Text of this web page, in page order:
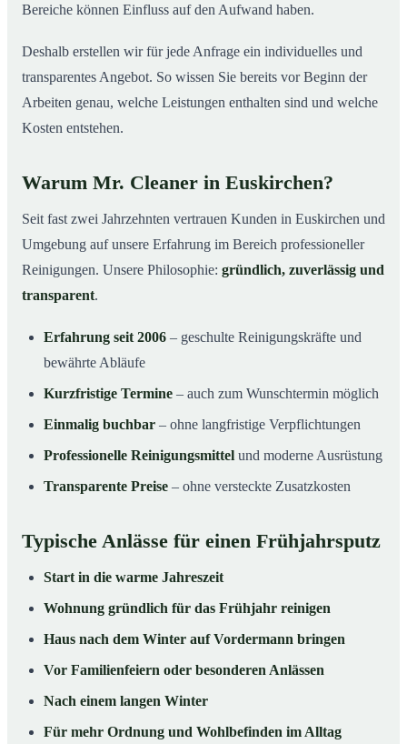
Bereiche können Einfluss auf den Aufwand haben.
Deshalb erstellen wir für jede Anfrage ein individuelles und
transparentes Angebot. So wissen Sie bereits vor Beginn der
Arbeiten genau, welche Leistungen enthalten sind und welche
Kosten entstehen.
Warum Mr. Cleaner in Euskirchen?
Seit fast zwei Jahrzehnten vertrauen Kunden in Euskirchen und
Umgebung auf unsere Erfahrung im Bereich professioneller
Reinigungen. Unsere Philosophie: gründlich, zuverlässig und
transparent.
Erfahrung seit 2006 – geschulte Reinigungskräfte und
bewährte Abläufe
Kurzfristige Termine – auch zum Wunschtermin möglich
Einmalig buchbar – ohne langfristige Verpflichtungen
Professionelle Reinigungsmittel und moderne Ausrüstung
Transparente Preise – ohne versteckte Zusatzkosten
Typische Anlässe für einen Frühjahrsputz
Start in die warme Jahreszeit
Wohnung gründlich für das Frühjahr reinigen
Haus nach dem Winter auf Vordermann bringen
Vor Familienfeiern oder besonderen Anlässen
Nach einem langen Winter
Für mehr Ordnung und Wohlbefinden im Alltag